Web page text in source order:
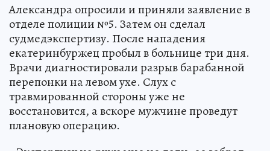
Александра опросили и приняли заявление в
отделе полиции №5. Затем он сделал
судмедэкспертизу. После нападения
екатеринбуржец пробыл в больнице три дня.
Врачи диагностировали разрыв барабанной
перепонки на левом ухе. Слух с
травмированной стороны уже не
восстановится, а вскоре мужчине проведут
плановую операцию.